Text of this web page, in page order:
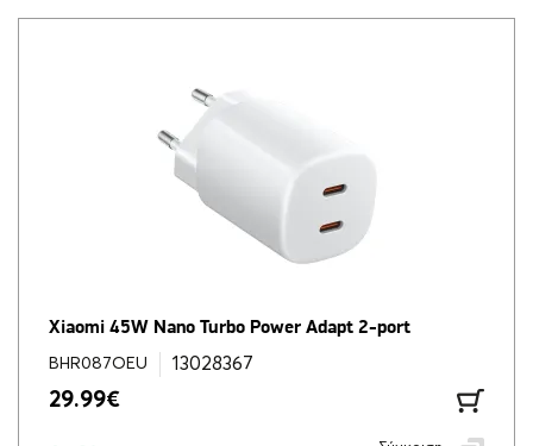
Xiaomi 45W Nano Turbo Power Adapt 2-port
BHR087OEU 13028367
29.99€